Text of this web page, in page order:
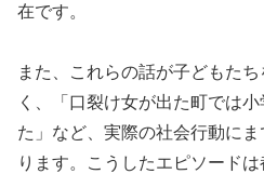
在です。
また、これらの話が子どもた
く、「口裂け女が出た町では
た」など、実際の社会行動に
ります。こうしたエピソード